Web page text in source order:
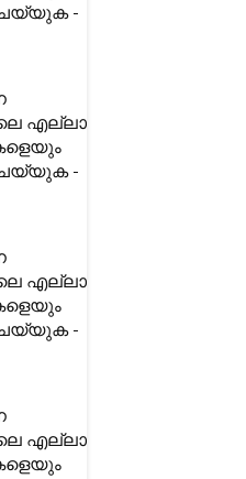
-
എല്ലാ
-
എല്ലാ
-
എല്ലാ